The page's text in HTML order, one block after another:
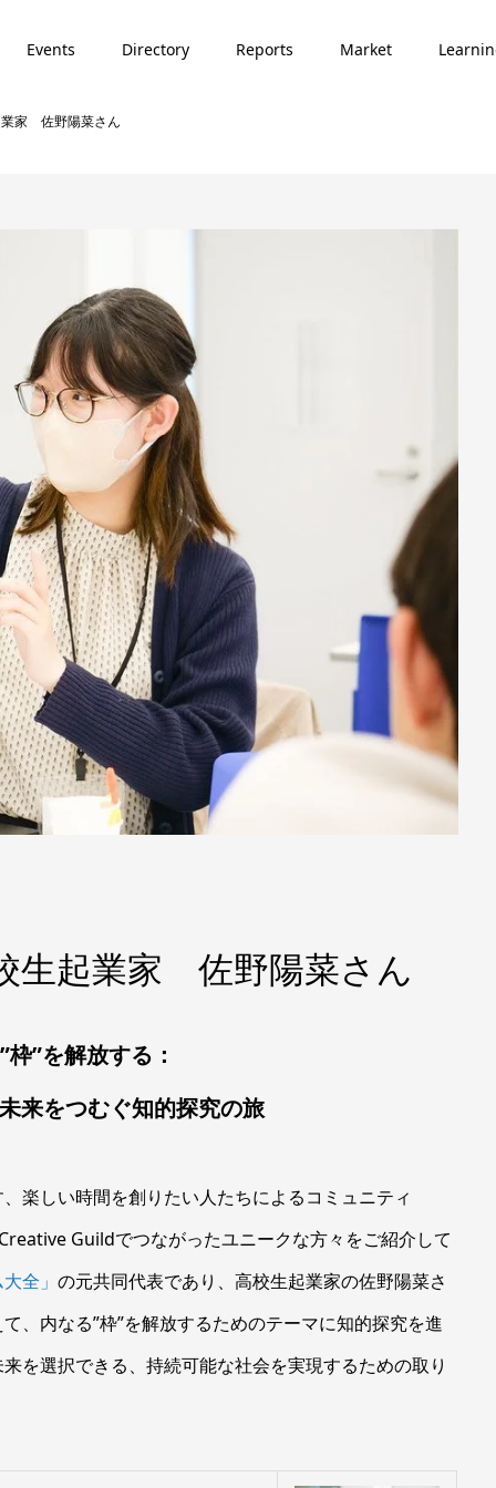
Events Directory Reports Market
家 佐野陽菜さん
起業家 佐野陽菜さん
枠”を解放する：
来をつむぐ知的探究の旅
楽しい時間を創りたい人たちによるコミュニティ
Guildでつながったユニークな方々をご紹介して
全」 の元共同代表であり、高校生起業家の佐野陽菜さ
、内なる”枠”を解放するためのテーマに知的探究を進
を選択できる、持続可能な社会を実現するための取り